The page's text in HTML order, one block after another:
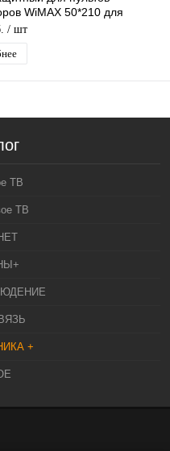
WiMAX 50*210 для
ПДУ, ПВХ,
кожа
/ шт
ТВ
ТВ
+